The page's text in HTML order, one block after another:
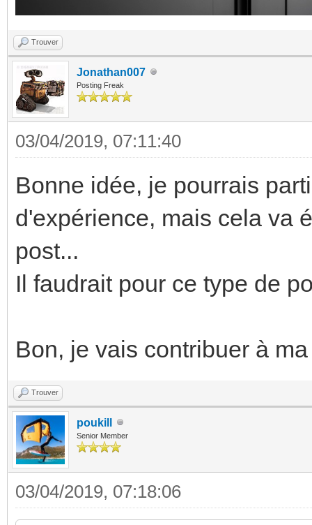
Trouver
Jonathan007
Posting Freak
03/04/2019, 07:11:40
Bonne idée, je pourrais
d'expérience, mais cela va
post...
Il faudrait pour ce type de
Bon, je vais contribuer à
Trouver
poukill
Senior Member
03/04/2019, 07:18:06